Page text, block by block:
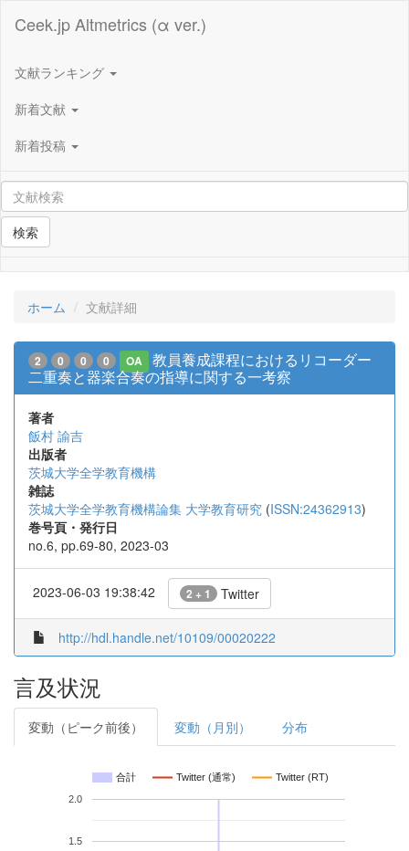
Ceek.jp Altmetrics (α ver.)
文献ランキング
新着文献
新着投稿
検索
ホーム 文献詳細
2 0 0 0 OA
教員養成課程におけるリコーダー
二重奏と器楽合奏の指導に関する一考察
著者
飯村 諭吉
出版者
茨城大学全学教育機構
雑誌
茨城大学全学教育機構論集 大学教育研究 (ISSN:24362913)
巻号頁・発行日
no.6, pp.69-80, 2023-03
2023-06-03 19:38:42 2 + 1 Twitter
http://hdl.handle.net/10109/00020222
言及状況
変動（ピーク前後） 変動（月別） 分布
合計 Twitter (通常) Twitter (RT)
1.5
2.0